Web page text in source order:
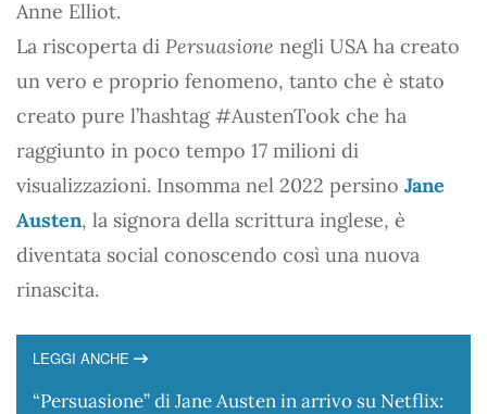
Anne Elliot.
La riscoperta di Persuasione negli USA ha creato
un vero e proprio fenomeno, tanto che è stato
creato pure l’hashtag #AustenTook che ha
raggiunto in poco tempo 17 milioni di
visualizzazioni. Insomma nel 2022 persino Jane
Austen, la signora della scrittura inglese, è
diventata social conoscendo così una nuova
rinascita.
LEGGI ANCHE
“Persuasione” di Jane Austen in arrivo su Netflix: